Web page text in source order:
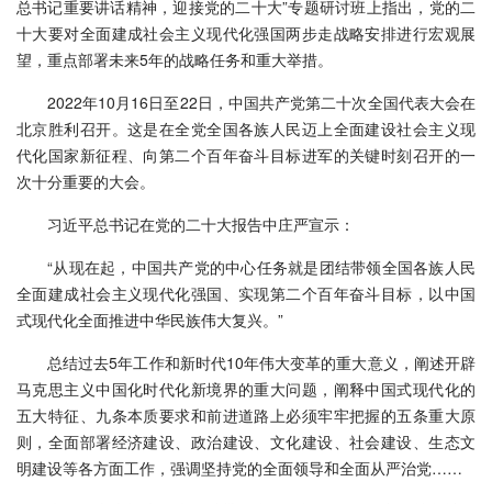
总书记重要讲话精神，迎接党的二十大”专题研讨班上指出，党的二
十大要对全面建成社会主义现代化强国两步走战略安排进行宏观展
望，重点部署未来5年的战略任务和重大举措。
2022年10月16日至22日，中国共产党第二十次全国代表大会在
北京胜利召开。这是在全党全国各族人民迈上全面建设社会主义现
代化国家新征程、向第二个百年奋斗目标进军的关键时刻召开的一
次十分重要的大会。
习近平总书记在党的二十大报告中庄严宣示：
“从现在起，中国共产党的中心任务就是团结带领全国各族人民
全面建成社会主义现代化强国、实现第二个百年奋斗目标，以中国
式现代化全面推进中华民族伟大复兴。”
总结过去5年工作和新时代10年伟大变革的重大意义，阐述开辟
马克思主义中国化时代化新境界的重大问题，阐释中国式现代化的
五大特征、九条本质要求和前进道路上必须牢牢把握的五条重大原
则，全面部署经济建设、政治建设、文化建设、社会建设、生态文
明建设等各方面工作，强调坚持党的全面领导和全面从严治党……